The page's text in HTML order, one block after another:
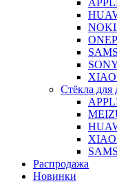
Стёкла для
Распродажа
Новинки